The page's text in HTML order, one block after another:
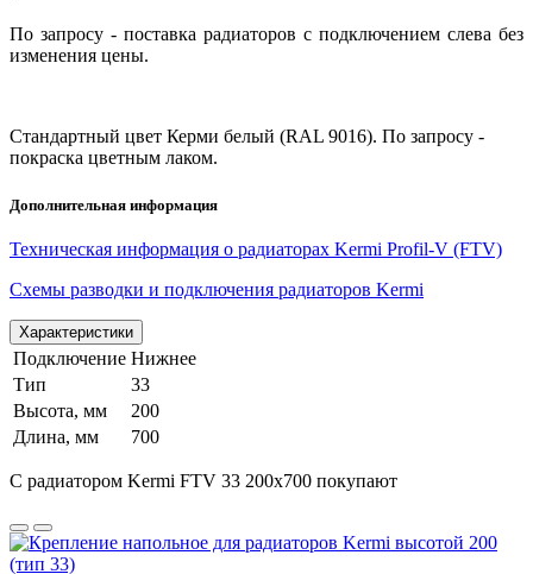
По запросу - поставка радиаторов с подключением слева без
изменения цены.
Стандартный цвет Керми белый (RAL 9016). По запросу -
покраска цветным лаком.
Дополнительная информация
Техническая информация о радиаторах Kermi Profil-V (FTV)
Схемы разводки и подключения радиаторов Kermi
Характеристики
Подключение Нижнее
Тип
33
Высота, мм
200
Длина, мм
700
С радиатором Kermi FTV 33 200х700 покупают